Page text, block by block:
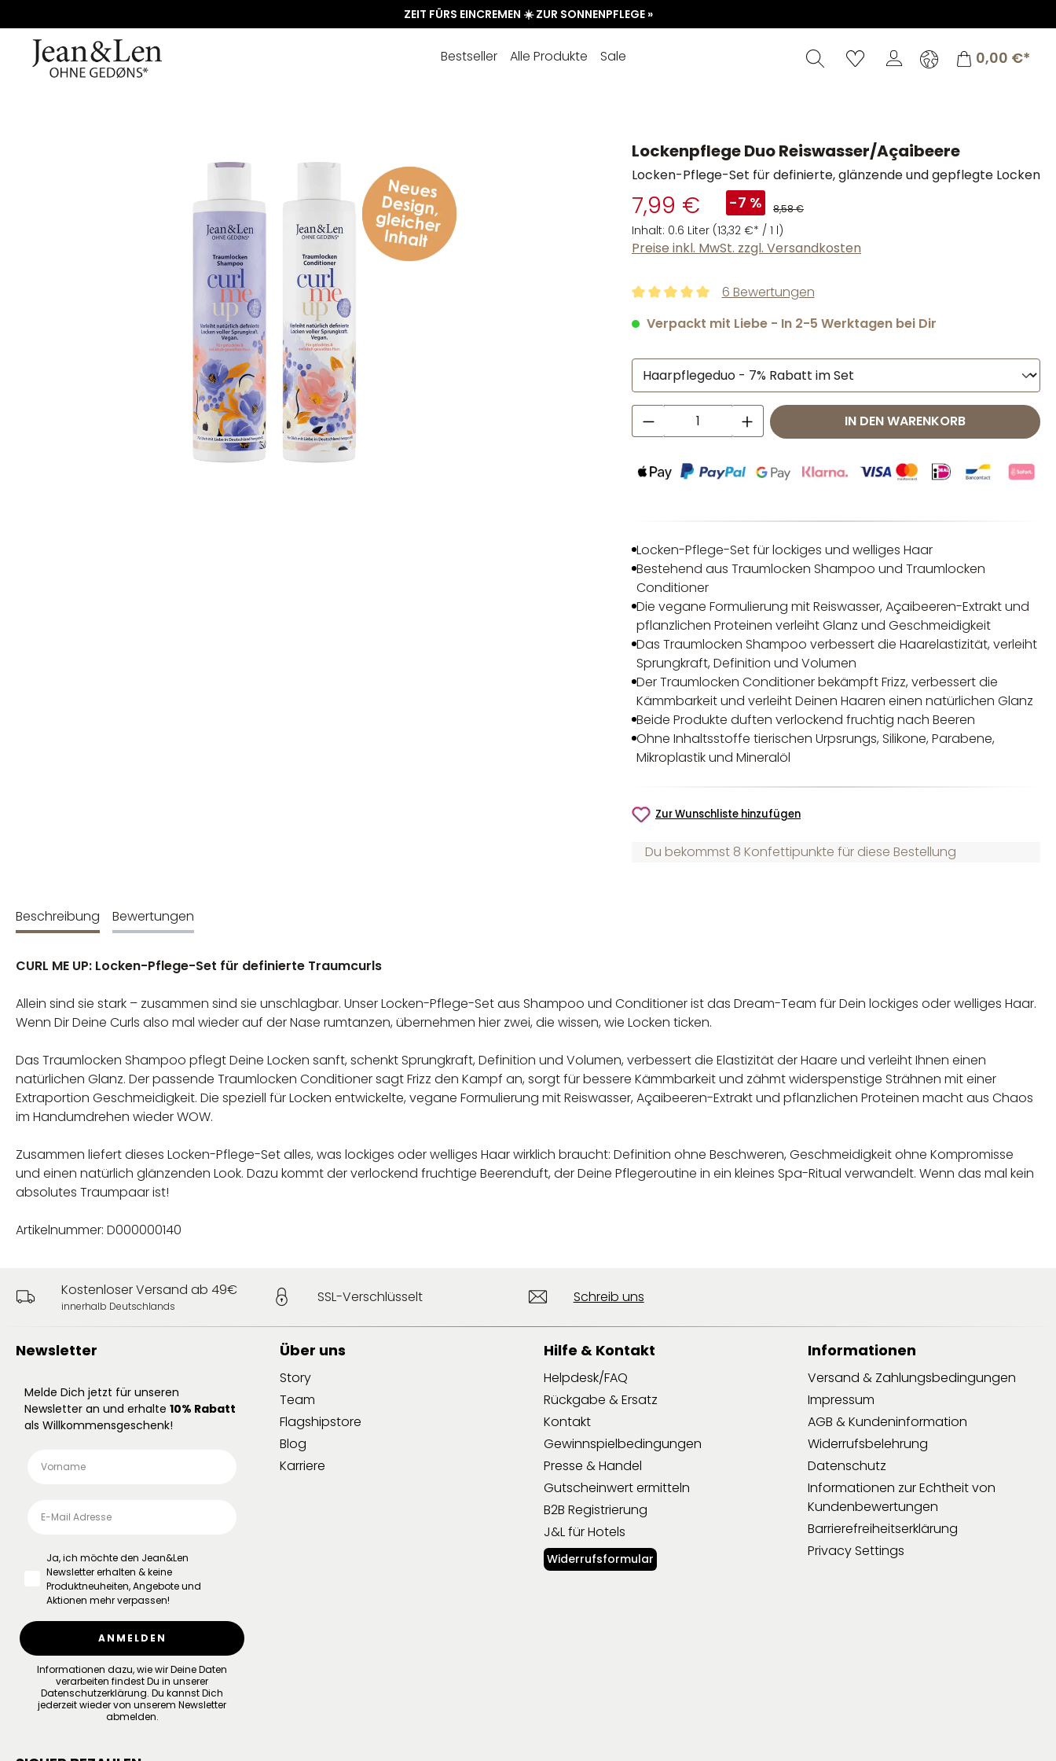
ZEIT FÜRS EINCREMEN ☀️ ZUR SONNENPFLEGE »
Bestseller Alle Produkte Sale Warenkorb
0,00 €*
Lockenpflege Duo Reiswasser/Açaibeere
Locken-Pflege-Set für definierte, glänzende und gepflegte Locken
7,99 € -7 % 8,58 €
Inhalt: 0.6 Liter (13,32 €* / 1 l)
Preise inkl. MwSt. zzgl. Versandkosten
6 Bewertungen
Verpackt mit Liebe - In 2-5 Werktagen bei Dir
Produkt Anzahl: Gib den gewünschten
IN DEN WARENKORB
Locken-Pflege-Set für lockiges und welliges Haar
Bestehend aus Traumlocken Shampoo und Traumlocken
Conditioner
Die vegane Formulierung mit Reiswasser, Açaibeeren-Extrakt und
pflanzlichen Proteinen verleiht Glanz und Geschmeidigkeit
Das Traumlocken Shampoo verbessert die Haarelastizität, verleiht
Sprungkraft, Definition und Volumen
Der Traumlocken Conditioner bekämpft Frizz, verbessert die
Kämmbarkeit und verleiht Deinen Haaren einen natürlichen Glanz
Beide Produkte duften verlockend fruchtig nach Beeren
Ohne Inhaltsstoffe tierischen Urpsrungs, Silikone, Parabene,
Mikroplastik und Mineralöl
Zur Wunschliste hinzufügen
Du bekommst 8 Konfettipunkte für diese Bestellung
Beschreibung Bewertungen
CURL ME UP: Locken-Pflege-Set für definierte Traumcurls
Allein sind sie stark – zusammen sind sie unschlagbar. Unser Locken-Pflege-Set aus Shampoo und Conditioner ist das Dream-Team für Dein lockiges oder welliges Haar.
Wenn Dir Deine Curls also mal wieder auf der Nase rumtanzen, übernehmen hier zwei, die wissen, wie Locken ticken.
Das Traumlocken Shampoo pflegt Deine Locken sanft, schenkt Sprungkraft, Definition und Volumen, verbessert die Elastizität der Haare und verleiht Ihnen einen
natürlichen Glanz. Der passende Traumlocken Conditioner sagt Frizz den Kampf an, sorgt für bessere Kämmbarkeit und zähmt widerspenstige Strähnen mit einer
Extraportion Geschmeidigkeit. Die speziell für Locken entwickelte, vegane Formulierung mit Reiswasser, Açaibeeren-Extrakt und pflanzlichen Proteinen macht aus Chaos
im Handumdrehen wieder WOW.
Zusammen liefert dieses Locken-Pflege-Set alles, was lockiges oder welliges Haar wirklich braucht: Definition ohne Beschweren, Geschmeidigkeit ohne Kompromisse
und einen natürlich glänzenden Look. Dazu kommt der verlockend fruchtige Beerenduft, der Deine Pflegeroutine in ein kleines Spa-Ritual verwandelt. Wenn das mal kein
absolutes Traumpaar ist!
Artikelnummer: D000000140
Kostenloser Versand ab 49€
innerhalb Deutschlands
SSL-Verschlüsselt Schreib uns
Newsletter
Melde Dich jetzt für unseren
Newsletter an und erhalte 10% Rabatt
als Willkommensgeschenk!
Ja, ich möchte den Jean&Len
Newsletter erhalten & keine
Produktneuheiten, Angebote und
Aktionen mehr verpassen!
ANMELDEN
Informationen dazu, wie wir Deine Daten
verarbeiten findest Du in unserer
Datenschutzerklärung. Du kannst Dich
jederzeit wieder von unserem Newsletter
abmelden.
Über uns
Story
Team
Flagshipstore
Blog
Karriere
Hilfe & Kontakt
Helpdesk/FAQ
Rückgabe & Ersatz
Kontakt
Gewinnspielbedingungen
Presse & Handel
Gutscheinwert ermitteln
B2B Registrierung
J&L für Hotels
Widerrufsformular
Informationen
Versand & Zahlungsbedingungen
Impressum
AGB & Kundeninformation
Widerrufsbelehrung
Datenschutz
Informationen zur Echtheit von
Kundenbewertungen
Barrierefreiheitserklärung
Privacy Settings